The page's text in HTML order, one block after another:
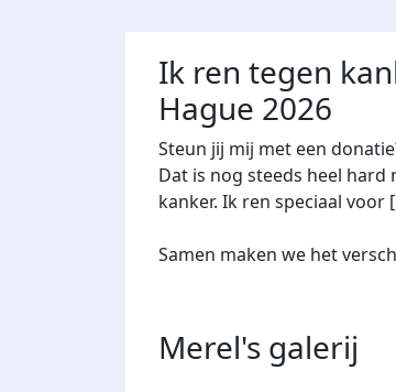
Ik ren tegen
Hague 2026
Steun jij mij met een
Dat is nog steeds heel
kanker. Ik ren speciaal
Samen maken we het
Merel's galerij